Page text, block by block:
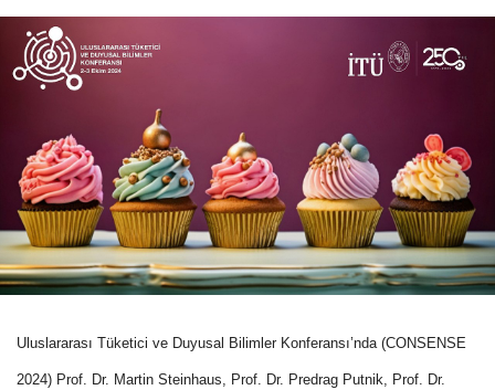
Uluslararası Tüketici ve Duyusal Bilimler Konferansı’nda (CONSENSE
2024) Prof. Dr. Martin Steinhaus, Prof. Dr. Predrag Putnik, Prof. Dr.